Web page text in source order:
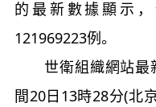
的最新數據顯示
121969223例。
世衛組織網站最
間20日13時28分(北